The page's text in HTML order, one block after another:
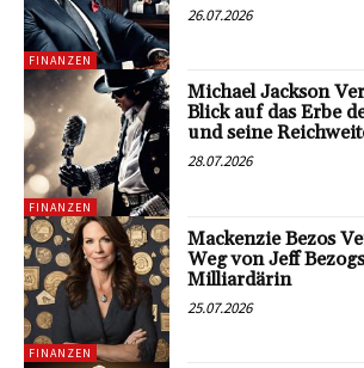
FINANZEN
26.07.2026
FINANZEN
Michael Jackson
Blick auf das Erbe
und seine
28.07.2026
FINANZEN
Mackenzie Bezos
Weg von Jeff
Milliardärin
25.07.2026